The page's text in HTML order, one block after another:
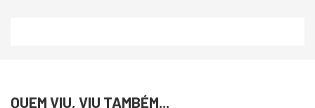
QUEM VIU, VIU TAMBÉM...